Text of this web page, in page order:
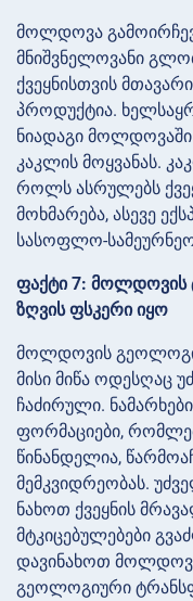
მოლდოვა
მნიშვნელოვანი
ქვეყნისთვის
პროდუქტია.
ნიადაგი
კაკლის მოყვანას.
როლს ასრულებს
მოხმარება, ასევე
სასოფლო-
ფაქტი 7: მოლდოვის
ზღვის ფსკერი იყო
მოლდოვის
მისი მიწა ოდესღაც
ჩაძირული.
ფორმაციები,
წინანდელია,
მემკვიდრეობას.
ნახოთ ქვეყნის
მტკიცებულებები
დავინახოთ
გეოლოგიური